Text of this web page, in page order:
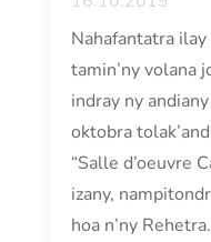
Nahafantatra
tamin’ny volana
indray ny
oktobra
“Salle d’oeuvre
izany,
hoa n’ny